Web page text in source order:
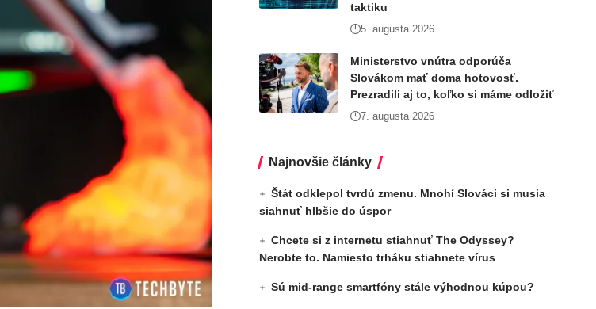
taktiku
5. augusta 2026
Ministerstvo vnútra odporúča
Slovákom mať doma hotovosť.
Prezradili aj to, koľko si máme odložiť
7. augusta 2026
Najnovšie články
Štát odklepol tvrdú zmenu. Mnohí Slováci si musia
siahnuť hlbšie do úspor
Chcete si z internetu stiahnuť The Odyssey?
Nerobte to. Namiesto trháku stiahnete vírus
Sú mid-range smartfóny stále výhodnou kúpou?